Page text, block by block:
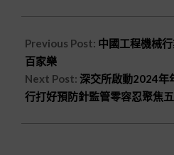
Previous Post: 中國工程機械
百家樂
Next Post: 深交所啟動2024年
行打好預防針監管零容忍聚焦